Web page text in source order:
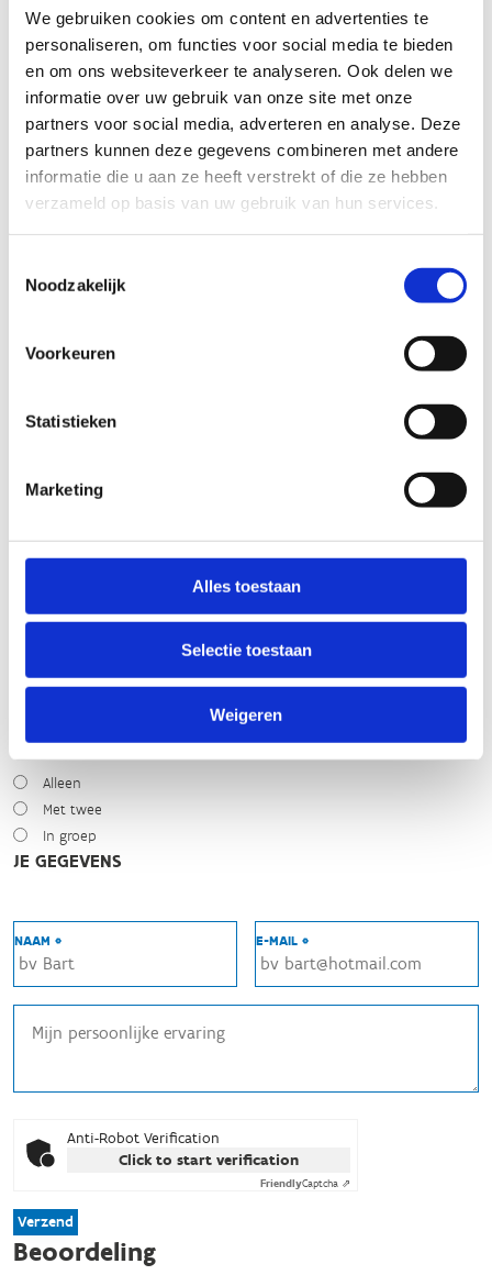
We gebruiken cookies om content en advertenties te
personaliseren, om functies voor social media te bieden
en om ons websiteverkeer te analyseren. Ook delen we
informatie over uw gebruik van onze site met onze
partners voor social media, adverteren en analyse. Deze
partners kunnen deze gegevens combineren met andere
informatie die u aan ze heeft verstrekt of die ze hebben
verzameld op basis van uw gebruik van hun services.
Noodzakelijk
Voorkeuren
Statistieken
Marketing
Alles toestaan
Selectie toestaan
Weigeren
makkelijk moeilijk
BEWEGWIJZERING
TIP:ontbrekende signalisatie kan je melden via het
Routemeldpunt
STAAT VAN PARCOURS(ONDERGROND, BEGROEIING, ONDERHOUD)
Droog
Regen
NIVEAU
Gemiddeld
Alleen
Met twee
In groep
JE GEGEVENS
NAAM * E-MAIL *
Anti-Robot Verification
Click to start verification
FriendlyCaptcha ⇗
Verzend
Beoordeling